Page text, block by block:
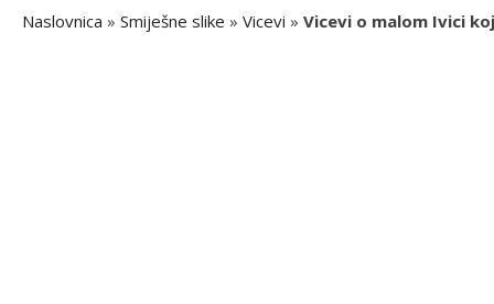
Naslovnica » Smiješne slike » Vicevi » Vicevi o malom Ivici